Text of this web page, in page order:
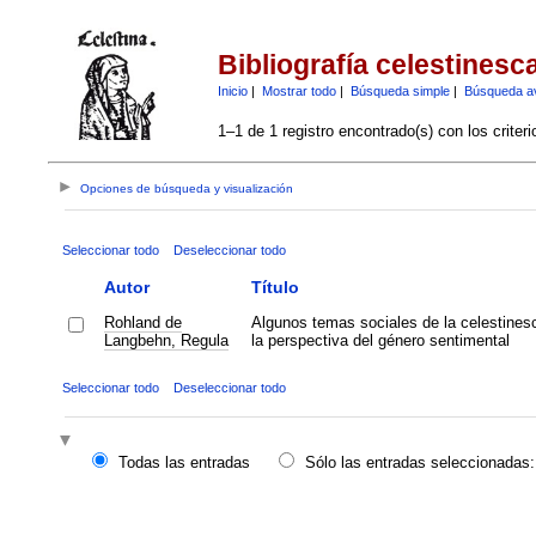
Bibliografía
Inicio| Mostrar todo| Búsqueda simple| Búsqueda
1–1 de 1 registro encontrado(s) con los
Opciones de búsqueda y visualización
Seleccionar todo Deseleccionar todo
Autor Título
Rohland de
Langbehn, Regula
Algunos temas sociales de la
la perspectiva del género sentimental
Seleccionar todo Deseleccionar todo
Todas las entradas
Sólo las entradas seleccionadas: